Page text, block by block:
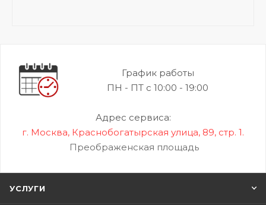
График работы
ПН - ПТ с 10:00 - 19:00
Адрес сервиса:
г. Москва, Краснобогатырская улица, 89, стр. 1.
Преображенская площадь
УСЛУГИ